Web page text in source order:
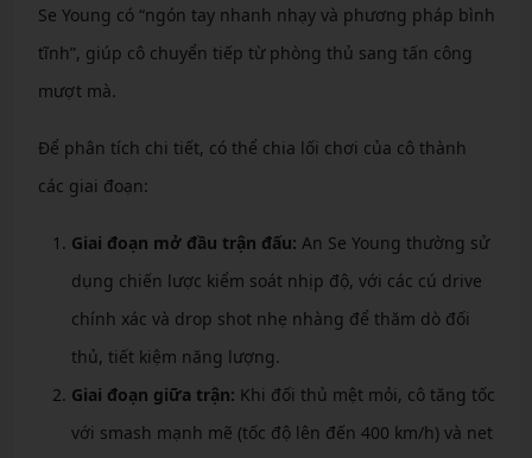
Se Young có “ngón tay nhanh nhạy và phương pháp bình
tĩnh”, giúp cô chuyển tiếp từ phòng thủ sang tấn công
mượt mà.
Để phân tích chi tiết, có thể chia lối chơi của cô thành
các giai đoạn:
Giai đoạn mở đầu trận đấu: An Se Young thường sử
dụng chiến lược kiểm soát nhịp độ, với các cú drive
chính xác và drop shot nhẹ nhàng để thăm dò đối
thủ, tiết kiệm năng lượng.
Giai đoạn giữa trận: Khi đối thủ mệt mỏi, cô tăng tốc
với smash mạnh mẽ (tốc độ lên đến 400 km/h) và net